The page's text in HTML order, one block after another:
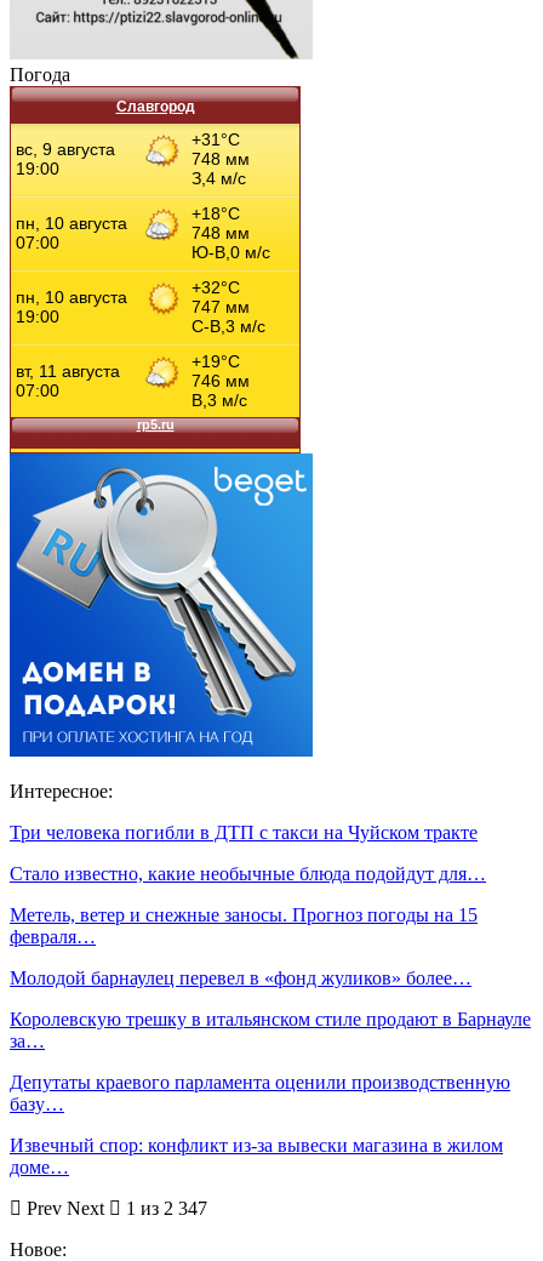
Погода
Славгород
Интересное:
Три человека погибли в ДТП с такси на Чуйском тракте
Стало известно, какие необычные блюда подойдут для…
Метель, ветер и снежные заносы. Прогноз погоды на 15
февраля…
Молодой барнаулец перевел в «фонд жуликов» более…
Королевскую трешку в итальянском стиле продают в Барнауле
за…
Депутаты краевого парламента оценили производственную
базу…
Извечный спор: конфликт из-за вывески магазина в жилом
доме…
Prev Next
1 из 2 347
Новое: